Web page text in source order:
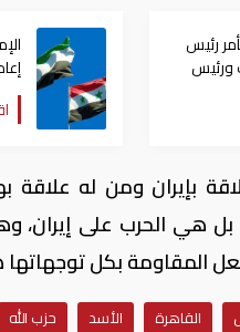
رئيس
ورئيس
بإيران ومن له
بل هي الحرب على إيران،
المقاومة بكل
القاهرة الأسد حزب الله